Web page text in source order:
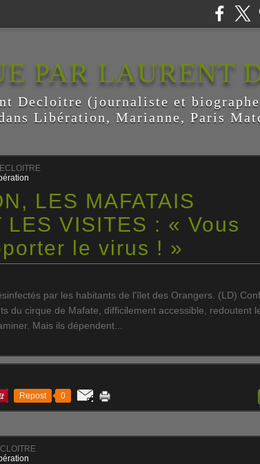
PAR LAURENT
Decloitre (journaliste et
Libération, Marianne, Paris
LES MAFATAIS
LES VISITES : « Vous
le virus ! »
par les habitants de l'îlet des Orangers. (LD)
du cirque de Mafate, difficilement accessible, redoutent
Mais ils dépendent...
Repost 0